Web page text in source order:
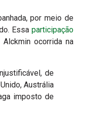
por meio de
Essa participação
ocorrida na
de
Austrália
imposto de